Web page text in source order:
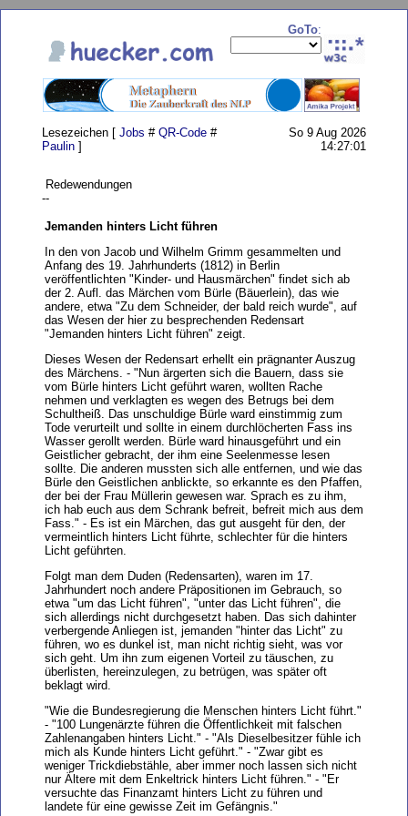
GoTo:
Lesezeichen [ Jobs # QR-Code #
Paulin ]
So 9 Aug 2026
14:27:01
Redewendungen
--
Jemanden hinters Licht führen
In den von Jacob und Wilhelm Grimm gesammelten und
Anfang des 19. Jahrhunderts (1812) in Berlin
veröffentlichten "Kinder- und Hausmärchen" findet sich ab
der 2. Aufl. das Märchen vom Bürle (Bäuerlein), das wie
andere, etwa "Zu dem Schneider, der bald reich wurde", auf
das Wesen der hier zu besprechenden Redensart
"Jemanden hinters Licht führen" zeigt.
Dieses Wesen der Redensart erhellt ein prägnanter Auszug
des Märchens. - "Nun ärgerten sich die Bauern, dass sie
vom Bürle hinters Licht geführt waren, wollten Rache
nehmen und verklagten es wegen des Betrugs bei dem
Schultheiß. Das unschuldige Bürle ward einstimmig zum
Tode verurteilt und sollte in einem durchlöcherten Fass ins
Wasser gerollt werden. Bürle ward hinausgeführt und ein
Geistlicher gebracht, der ihm eine Seelenmesse lesen
sollte. Die anderen mussten sich alle entfernen, und wie das
Bürle den Geistlichen anblickte, so erkannte es den Pfaffen,
der bei der Frau Müllerin gewesen war. Sprach es zu ihm,
ich hab euch aus dem Schrank befreit, befreit mich aus dem
Fass." - Es ist ein Märchen, das gut ausgeht für den, der
vermeintlich hinters Licht führte, schlechter für die hinters
Licht geführten.
Folgt man dem Duden (Redensarten), waren im 17.
Jahrhundert noch andere Präpositionen im Gebrauch, so
etwa "um das Licht führen", "unter das Licht führen", die
sich allerdings nicht durchgesetzt haben. Das sich dahinter
verbergende Anliegen ist, jemanden "hinter das Licht" zu
führen, wo es dunkel ist, man nicht richtig sieht, was vor
sich geht. Um ihn zum eigenen Vorteil zu täuschen, zu
überlisten, hereinzulegen, zu betrügen, was später oft
beklagt wird.
"Wie die Bundesregierung die Menschen hinters Licht führt."
- "100 Lungenärzte führen die Öffentlichkeit mit falschen
Zahlenangaben hinters Licht." - "Als Dieselbesitzer fühle ich
mich als Kunde hinters Licht geführt." - "Zwar gibt es
weniger Trickdiebstähle, aber immer noch lassen sich nicht
nur Ältere mit dem Enkeltrick hinters Licht führen." - "Er
versuchte das Finanzamt hinters Licht zu führen und
landete für eine gewisse Zeit im Gefängnis."